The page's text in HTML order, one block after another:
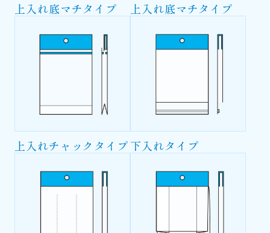
上入れ底マチタイプ 上入れ底マチタイプ
上入れチャックタイプ下入れタイプ